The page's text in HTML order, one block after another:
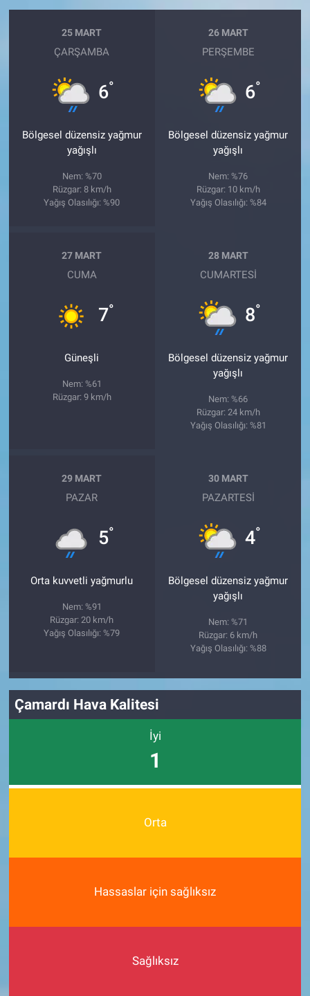
25 MART
ÇARŞAMBA
6°
Bölgesel düzensiz yağmur
yağışlı
Nem: %70
Rüzgar: 8 km/h
Yağış Olasılığı: %90
26 MART
PERŞEMBE
6°
Bölgesel düzensiz yağmur
yağışlı
Nem: %76
Rüzgar: 10 km/h
Yağış Olasılığı: %84
27 MART
CUMA
7°
Güneşli
Nem: %61
Rüzgar: 9 km/h
28 MART
CUMARTESI
8°
Bölgesel düzensiz yağmur
yağışlı
Nem: %66
Rüzgar: 24 km/h
Yağış Olasılığı: %81
29 MART
PAZAR
5°
Orta kuvvetli yağmurlu
Nem: %91
Rüzgar: 20 km/h
Yağış Olasılığı: %79
30 MART
PAZARTESI
4°
Bölgesel düzensiz yağmur
yağışlı
Nem: %71
Rüzgar: 6 km/h
Yağış Olasılığı: %88
Çamardı Hava Kalitesi
İyi
1
Orta
Hassaslar için sağlıksız
Sağlıksız